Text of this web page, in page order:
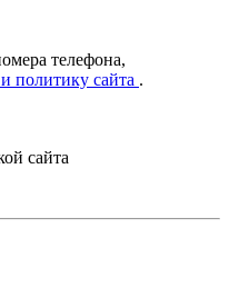
телефона,
политику сайта .
сайта